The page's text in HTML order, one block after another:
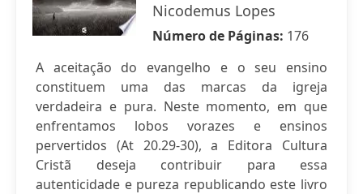
Nicodemus Lopes
Número de Páginas: 176
A aceitação do evangelho e o seu ensino
constituem uma das marcas da igreja
verdadeira e pura. Neste momento, em que
enfrentamos lobos vorazes e ensinos
pervertidos (At 20.29-30), a Editora Cultura
Cristã deseja contribuir para essa
autenticidade e pureza republicando este livro